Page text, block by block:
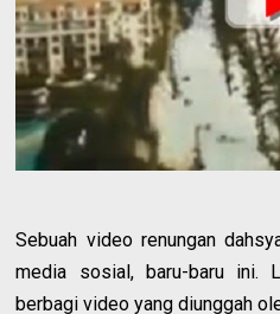
Sebuah video renungan
media sosial, baru-baru ini.
berbagi video yang diunggah